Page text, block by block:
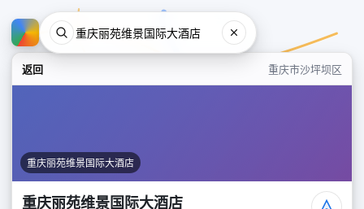
返回 重庆市沙坪坝区
重庆丽苑维景国际大酒店
重庆丽苑维景国际大酒店